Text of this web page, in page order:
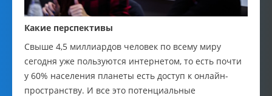
Какие перспективы
Свыше 4,5 миллиардов человек по всему миру
сегодня уже пользуются интернетом, то есть почти
у 60% населения планеты есть доступ к онлайн-
пространству. И все это потенциальные